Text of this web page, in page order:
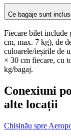
Ce bagaje sunt
Fiecare bilet include
cm, max. 7 kg), de
culoarele/ieșirile de
× 30 cm fiecare, cu
kg/bagaj.
Conexiuni
alte locații
Chișinău spre